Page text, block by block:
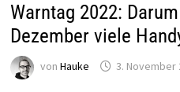
Warntag 2022:
Dezember viele
von Hauke 3. November